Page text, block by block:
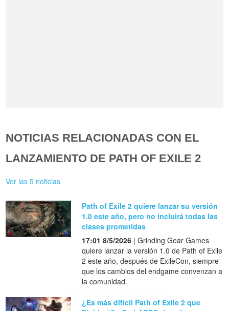
NOTICIAS RELACIONADAS CON EL
LANZAMIENTO DE PATH OF EXILE 2
Ver las 5 noticias
Path of Exile 2 quiere lanzar su versión
1.0 este año, pero no incluirá todas las
clases prometidas
17:01 8/5/2026 | Grinding Gear Games
quiere lanzar la versión 1.0 de Path of Exile
2 este año, después de ExileCon, siempre
que los cambios del endgame convenzan a
la comunidad.
¿Es más difícil Path of Exile 2 que